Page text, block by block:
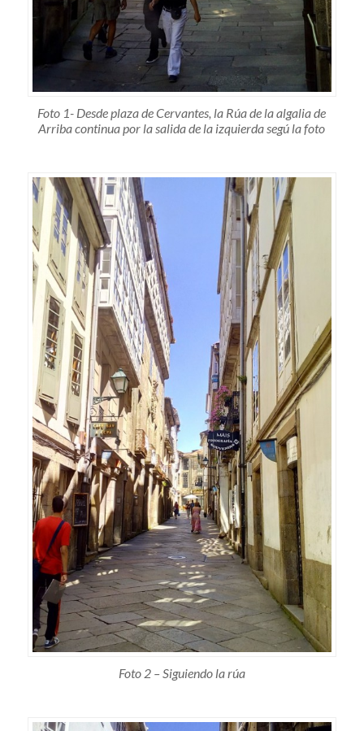
Foto 1- Desde plaza de Cervantes, la Rúa de la algalia de
Arriba continua por la salida de la izquierda segú la foto
Foto 2 – Siguiendo la rúa